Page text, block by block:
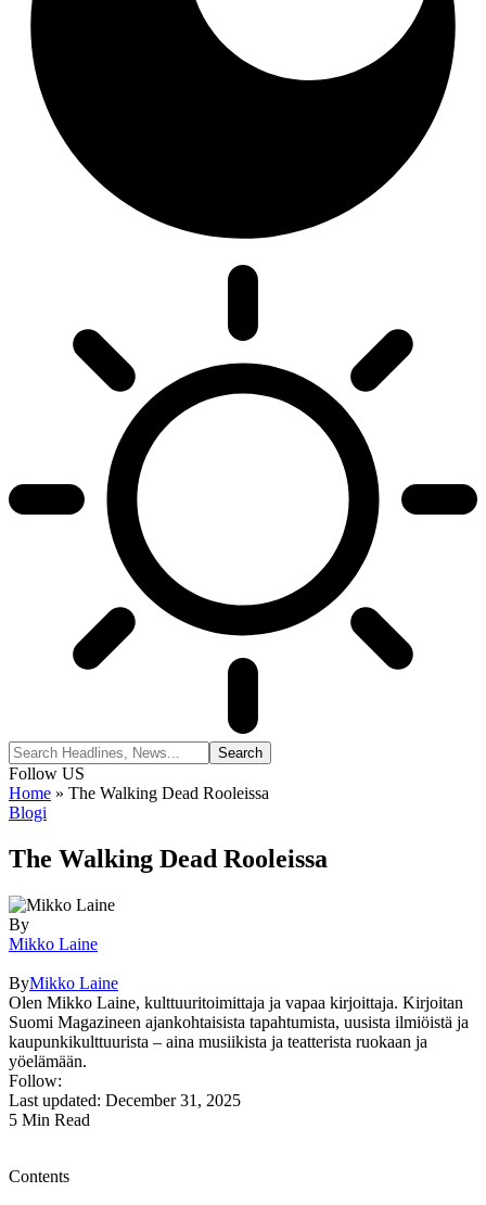
Follow US
Home » The Walking Dead Rooleissa
Blogi
The Walking Dead Rooleissa
By
Mikko Laine
ByMikko Laine
Olen Mikko Laine, kulttuuritoimittaja ja vapaa kirjoittaja. Kirjoitan
Suomi Magazineen ajankohtaisista tapahtumista, uusista ilmiöistä ja
kaupunkikulttuurista – aina musiikista ja teatterista ruokaan ja
yöelämään.
Follow:
Last updated: December 31, 2025
5 Min Read
Contents